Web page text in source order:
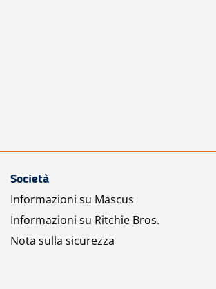
Società
Informazioni su Mascus
Informazioni su Ritchie Bros.
Nota sulla sicurezza